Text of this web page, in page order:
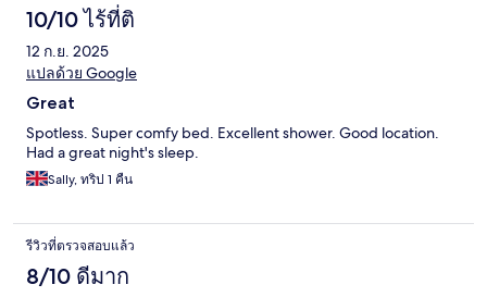
10/10 ไร้ที่ติ
12 ก.ย. 2025
แปลด้วย Google
Great
Spotless. Super comfy bed. Excellent shower. Good location.
Had a great night's sleep.
Sally, ทริป 1 คืน
รีวิวที่ตรวจสอบแล้ว
8/10 ดีมาก